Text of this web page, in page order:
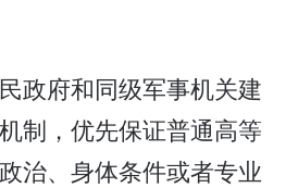
政府和同级军事机关建
制，优先保证普通高等
治、身体条件或者专业